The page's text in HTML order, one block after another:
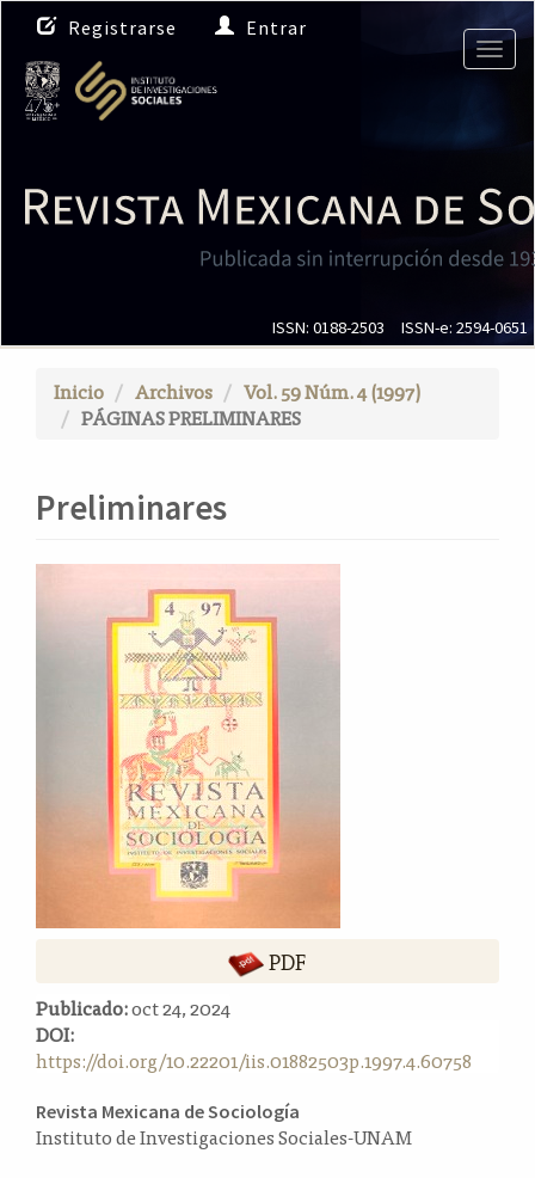
N
a
v
e
g
i
ó
n
c
C
n
a
a
r
r
l
a
Registrarse Entrar
ISSN: 0188-2503 ISSN-e: 2594-0651
Inicio Archivos
Vol. 59 Núm. 4 (1997)
PÁGINAS PRELIMINARES
Preliminares
lateral
artículo
PDF
Publicado:oct 24, 2024
DOI:
https://doi.org/10.22201/iis.01882503p.1997.4.60758
Contenido
principal
Revista Mexicana de Sociología
Instituto de Investigaciones Sociales-UNAM